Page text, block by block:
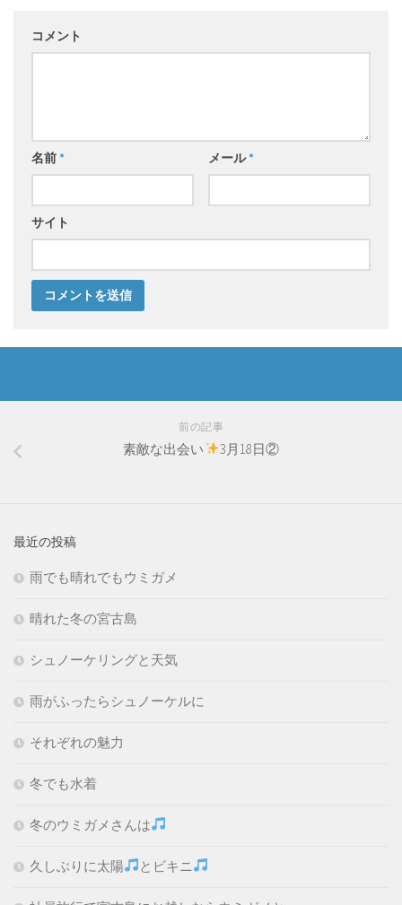
コメント
名前* メール*
サイト
前の記事
素敵な出会い 3月18日②
最近の投稿
雨でも晴れでもウミガメ
晴れた冬の宮古島
シュノーケリングと天気
雨がふったらシュノーケルに
それぞれの魅力
冬でも水着
冬のウミガメさんは
久しぶりに太陽 とビキニ